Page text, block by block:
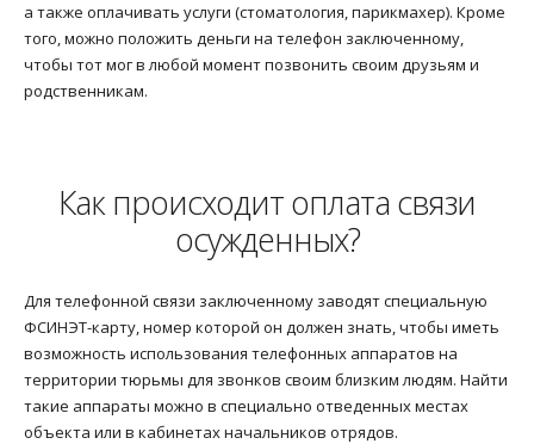
а также оплачивать услуги (стоматология, парикмахер). Кроме
того, можно положить деньги на телефон заключенному,
чтобы тот мог в любой момент позвонить своим друзьям и
родственникам.
Как происходит оплата связи
осужденных?
Для телефонной связи заключенному заводят специальную
ФСИНЭТ-карту, номер которой он должен знать, чтобы иметь
возможность использования телефонных аппаратов на
территории тюрьмы для звонков своим близким людям. Найти
такие аппараты можно в специально отведенных местах
объекта или в кабинетах начальников отрядов.